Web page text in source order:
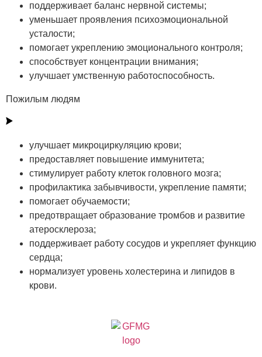
поддерживает баланс нервной системы;
уменьшает проявления психоэмоциональной
усталости;
помогает укреплению эмоционального контроля;
способствует концентрации внимания;
улучшает умственную работоспособность.
Пожилым людям
улучшает микроциркуляцию крови;
предоставляет повышение иммунитета;
стимулирует работу клеток головного мозга;
профилактика забывчивости, укрепление памяти;
помогает обучаемости;
предотвращает образование тромбов и развитие
атеросклероза;
поддерживает работу сосудов и укрепляет функцию
сердца;
нормализует уровень холестерина и липидов в
крови.